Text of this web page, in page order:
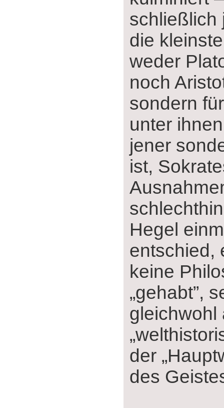
schließlich
die
weder
noch
sondern
unter
jener
ist,
Hegel
entschied,
keine
„gehabt”,
gleichwohl
der
des